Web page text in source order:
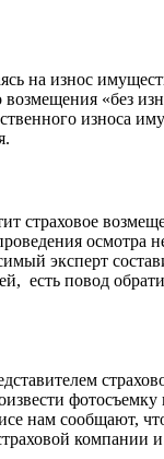
на износ
«без
износа
страховое
эксперт
есть повод
нам сообщают,
компании